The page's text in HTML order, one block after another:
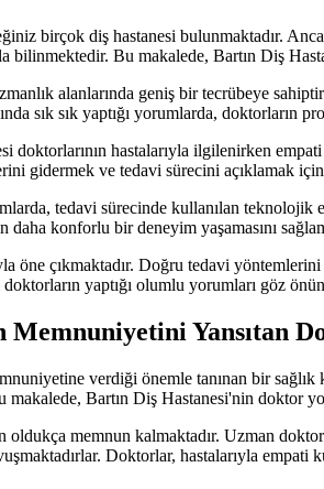
birçok diş hastanesi bulunmaktadır.
Bu makalede, Bartın Diş
alanlarında geniş bir tecrübeye
sık sık yaptığı yorumlarda, doktorların
doktorlarının hastalarıyla ilgilenirken
gidermek ve tedavi sürecini açıklamak
tedavi sürecinde kullanılan
konforlu bir deneyim yaşamasını
öne çıkmaktadır. Doğru tedavi
yaptığı olumlu yorumları göz
Memnuniyetini Yansıtan
verdiği önemle tanınan bir
makalede, Bartın Diş Hastanesi'nin doktor
memnun kalmaktadır. Uzman
Doktorlar, hastalarıyla empati